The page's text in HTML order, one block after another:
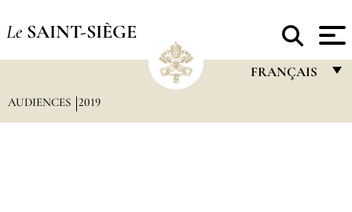
Le SAINT-SIÈGE
FRANÇAIS
AUDIENCES 2019